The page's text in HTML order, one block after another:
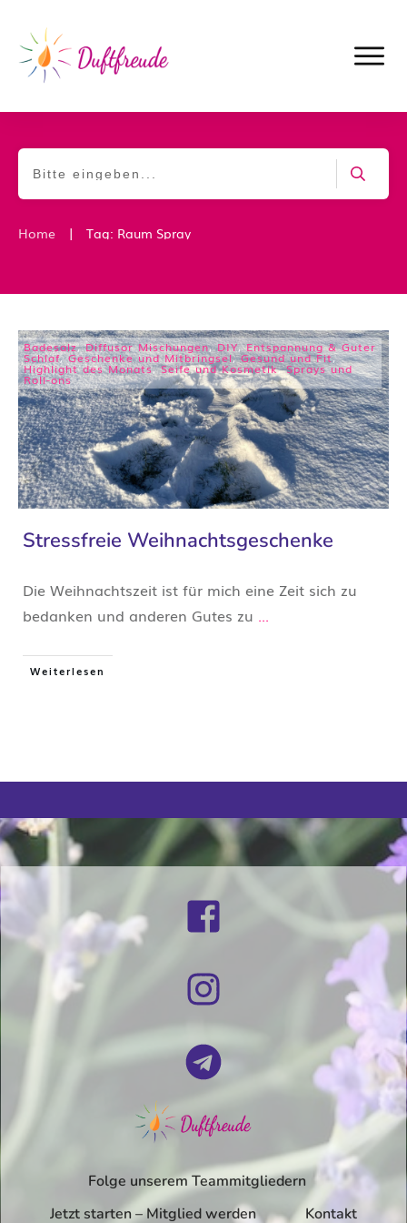
Home | Tag: Raum Spray
Badesalz,Diffusor Mischungen,DIY,Entspannung & Guter
Schlaf,Geschenke und Mitbringsel,Gesund und Fit,
Highlight des Monats,Seife und Kosmetik,Sprays und
Roll-ons
Stressfreie Weihnachtsgeschenke
Die Weihnachtszeit ist für mich eine Zeit sich zu
bedanken und anderen Gutes zu ...
Weiterlesen
Folge unserem Teammitgliedern
Jetzt starten – Mitglied werden
Kontakt